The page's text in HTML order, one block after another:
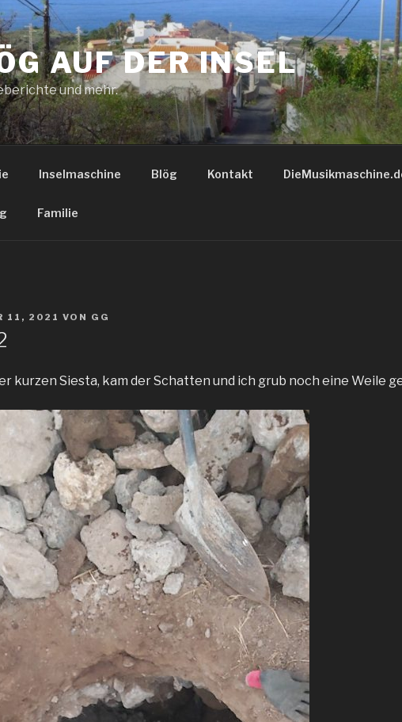
AUF DER INSEL
und mehr.
Inselmaschine Blög Kontakt
Familie
11, 2021 VON GG
kurzen Siesta, kam der Schatten und ich grub noch eine Weile